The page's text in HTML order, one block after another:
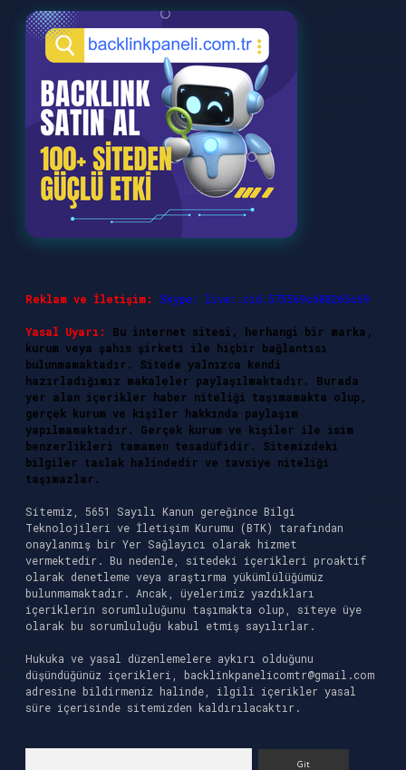
Reklam ve İletişim: Skype: live:.cid.575569c608265c69
Yasal Uyarı:
Bu internet sitesi, herhangi bir marka,
kurum veya şahıs şirketi ile hiçbir bağlantısı
bulunmamaktadır. Sitede yalnızca kendi
hazırladığımız makaleler paylaşılmaktadır. Burada
yer alan içerikler haber niteliği taşımamakta olup,
gerçek kurum ve kişiler hakkında paylaşım
yapılmamaktadır. Gerçek kurum ve kişiler ile isim
benzerlikleri tamamen tesadüfidir. Sitemizdeki
bilgiler taslak halindedir ve tavsiye niteliği
taşımazlar.
Sitemiz, 5651 Sayılı Kanun gereğince Bilgi
Teknolojileri ve İletişim Kurumu (BTK) tarafından
onaylanmış bir Yer Sağlayıcı olarak hizmet
vermektedir. Bu nedenle, sitedeki içerikleri proaktif
olarak denetleme veya araştırma yükümlülüğümüz
bulunmamaktadır. Ancak, üyelerimiz yazdıkları
içeriklerin sorumluluğunu taşımakta olup, siteye üye
olarak bu sorumluluğu kabul etmiş sayılırlar.
Hukuka ve yasal düzenlemelere aykırı olduğunu
düşündüğünüz içerikleri, backlinkpanelicomtr@gmail.com
adresine bildirmeniz halinde, ilgili içerikler yasal
süre içerisinde sitemizden kaldırılacaktır.